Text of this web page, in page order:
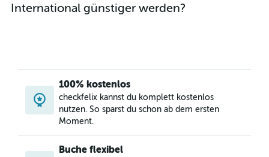
International günstiger werden?
100% kostenlos
checkfelix kannst du komplett kostenlos
nutzen. So sparst du schon ab dem ersten
Moment.
Buche flexibel